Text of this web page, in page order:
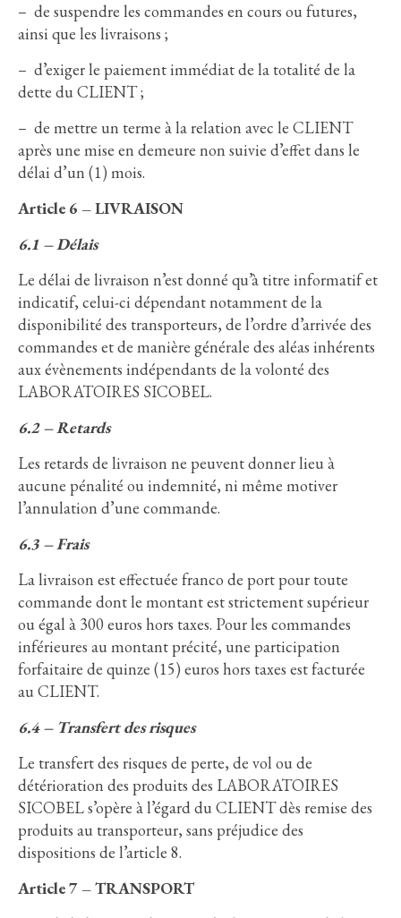
– de suspendre les commandes en cours ou futures,
ainsi que les livraisons ;
– d’exiger le paiement immédiat de la totalité de la
dette du CLIENT ;
– de mettre un terme à la relation avec le CLIENT
après une mise en demeure non suivie d’effet dans le
délai d’un (1) mois.
Article 6 – LIVRAISON
6.1 – Délais
Le délai de livraison n’est donné qu’à titre informatif et
indicatif, celui-ci dépendant notamment de la
disponibilité des transporteurs, de l’ordre d’arrivée des
commandes et de manière générale des aléas inhérents
aux évènements indépendants de la volonté des
LABORATOIRES SICOBEL.
6.2 – Retards
Les retards de livraison ne peuvent donner lieu à
aucune pénalité ou indemnité, ni même motiver
l’annulation d’une commande.
6.3 – Frais
La livraison est effectuée franco de port pour toute
commande dont le montant est strictement supérieur
ou égal à 300 euros hors taxes. Pour les commandes
inférieures au montant précité, une participation
forfaitaire de quinze (15) euros hors taxes est facturée
au CLIENT.
6.4 – Transfert des risques
Le transfert des risques de perte, de vol ou de
détérioration des produits des LABORATOIRES
SICOBEL s’opère à l’égard du CLIENT dès remise des
produits au transporteur, sans préjudice des
dispositions de l’article 8.
Article 7 – TRANSPORT